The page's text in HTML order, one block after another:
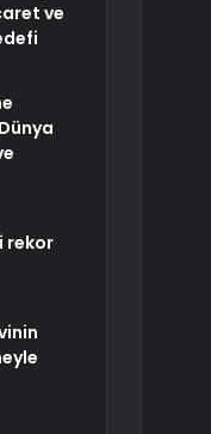
ve
rekor